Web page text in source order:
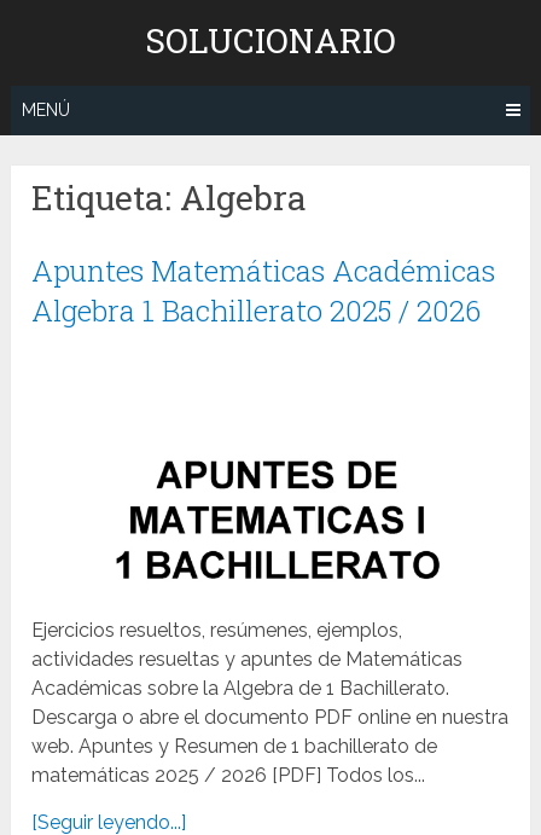
SOLUCIONARIO
MENÚ
Etiqueta: Algebra
Apuntes Matemáticas Académicas
Algebra 1 Bachillerato 2025 / 2026
Ejercicios resueltos, resúmenes, ejemplos,
actividades resueltas y apuntes de Matemáticas
Académicas sobre la Algebra de 1 Bachillerato.
Descarga o abre el documento PDF online en nuestra
web. Apuntes y Resumen de 1 bachillerato de
matemáticas 2025 / 2026 [PDF] Todos los...
[Seguir leyendo...]